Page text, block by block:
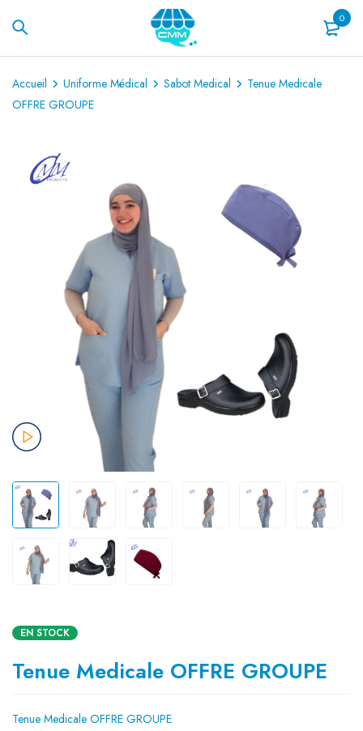
0
Accueil Uniforme Médical Sabot Medical
Tenue Medicale
OFFRE GROUPE
EN STOCK
Tenue Medicale OFFRE GROUPE
Tenue Medicale OFFRE GROUPE